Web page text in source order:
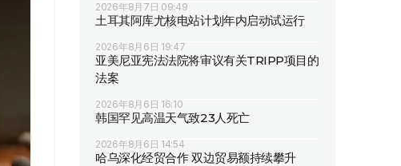
2026年8月7日 09:49
土耳其阿库尤核电站计划年内启动试运行
2026年8月6日 19:47
亚美尼亚宪法法院将审议有关TRIPP项目的
法案
2026年8月6日 16:10
韩国罕见高温天气致23人死亡
2026年8月6日 14:54
哈乌深化经贸合作 双边贸易额持续攀升